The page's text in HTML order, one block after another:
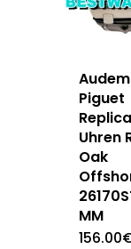
Piguet
Replica
Uhren
Oak
MM
156.00